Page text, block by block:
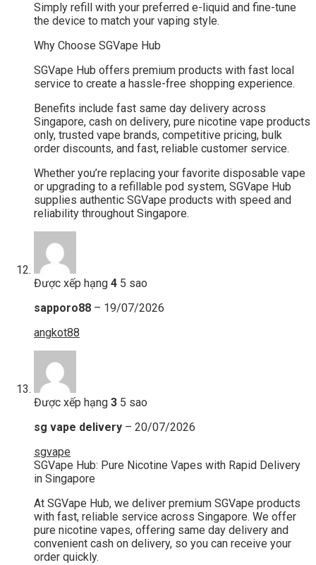
Simply refill with your preferred e-liquid and fine-tune
the device to match your vaping style.
Why Choose SGVape Hub
SGVape Hub offers premium products with fast local
service to create a hassle-free shopping experience.
Benefits include fast same day delivery across
Singapore, cash on delivery, pure nicotine vape products
only, trusted vape brands, competitive pricing, bulk
order discounts, and fast, reliable customer service.
Whether you’re replacing your favorite disposable vape
or upgrading to a refillable pod system, SGVape Hub
supplies authentic SGVape products with speed and
reliability throughout Singapore.
Được xếp hạng 4 5 sao
sapporo88 – 19/07/2026
angkot88
Được xếp hạng 3 5 sao
sg vape delivery – 20/07/2026
sgvape
SGVape Hub: Pure Nicotine Vapes with Rapid Delivery
in Singapore
At SGVape Hub, we deliver premium SGVape products
with fast, reliable service across Singapore. We offer
pure nicotine vapes, offering same day delivery and
convenient cash on delivery, so you can receive your
order quickly.